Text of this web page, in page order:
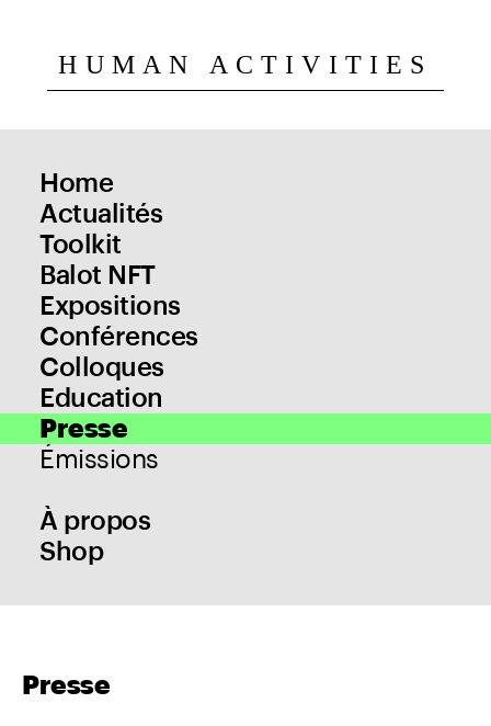
HUMAN ACTIVITIES
Home
Actualités
Toolkit
Balot NFT
Expositions
Conférences
Colloques
Education
Presse
Émissions
À propos
Shop
Presse